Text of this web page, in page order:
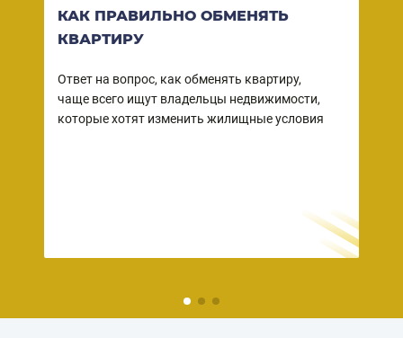
КАК ПРАВИЛЬНО ОБМЕНЯТЬ
КВАРТИРУ
Ответ на вопрос, как обменять квартиру,
чаще всего ищут владельцы недвижимости,
которые хотят изменить жилищные условия